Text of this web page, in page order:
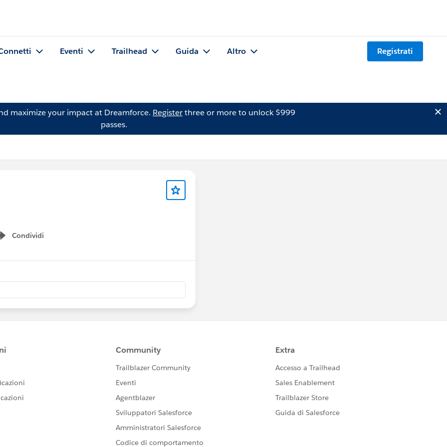
Eventi Trailhead Guida Altro Registrati
maximize your impact at Dreamforce. Registerthree or more to unlock $999
passes.
Condividi
Show menu